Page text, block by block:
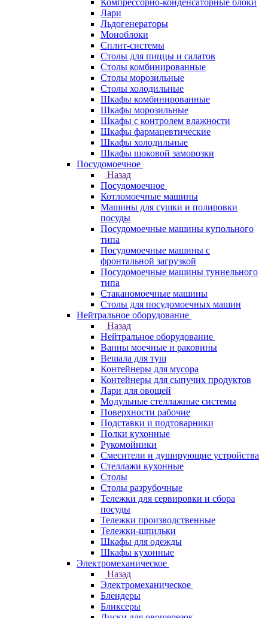
Компрессорно-конденсаторные блоки
Лари
Льдогенераторы
Моноблоки
Сплит-системы
Столы для пиццы и салатов
Столы комбинированные
Столы морозильные
Столы холодильные
Шкафы комбинированные
Шкафы морозильные
Шкафы с контролем влажности
Шкафы фармацевтические
Шкафы холодильные
Шкафы шоковой заморозки
Посудомоечное
Назад
Посудомоечное
Котломоечные машины
Машины для сушки и полировки
посуды
Посудомоечные машины купольного
типа
Посудомоечные машины с
фронтальной загрузкой
Посудомоечные машины туннельного
типа
Стаканомоечные машины
Столы для посудомоечных машин
Нейтральное оборудование
Назад
Нейтральное оборудование
Ванны моечные и раковины
Вешала для туш
Контейнеры для мусора
Контейнеры для сыпучих продуктов
Лари для овощей
Модульные стеллажные системы
Поверхности рабочие
Подставки и подтоварники
Полки кухонные
Рукомойники
Смесители и душирующие устройства
Стеллажи кухонные
Столы
Столы разрубочные
Тележки для сервировки и сбора
посуды
Тележки производственные
Тележки-шпильки
Шкафы для одежды
Шкафы кухонные
Электромеханическое
Назад
Электромеханическое
Блендеры
Бликсеры